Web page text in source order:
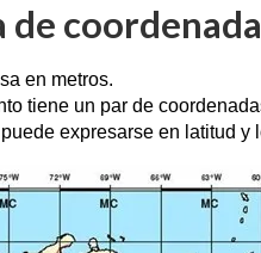
de
en metros.
tiene un par de
expresarse en latitud y